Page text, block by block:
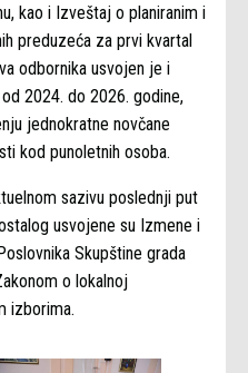
kao i Izveštaj o planiranim i
preduzeća za prvi kvartal
odbornika usvojen je i
2024. do 2026. godine,
jednokratne novčane
kod punoletnih osoba.
sazivu poslednji put
usvojene su Izmene i
Skupštine grada
o lokalnoj
izborima.